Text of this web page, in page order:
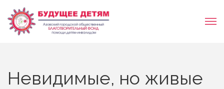
Невидимые, но живые